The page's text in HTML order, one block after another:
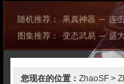
随机推荐： 果真神器 ─ 连
图集推荐：
变态武易 ─ 盛
您现在的位置： ZhaoSF >